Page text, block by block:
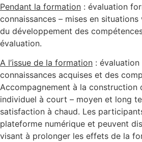
Pendant la formation : évaluation
connaissances – mises en situations
du développement des
évaluation.
A l’issue de la formation :
connaissances acquises et des
Accompagnement à la construction
individuel à court – moyen et long
satisfaction à chaud. Les
plateforme numérique et peuvent
visant à prolonger les effets de la